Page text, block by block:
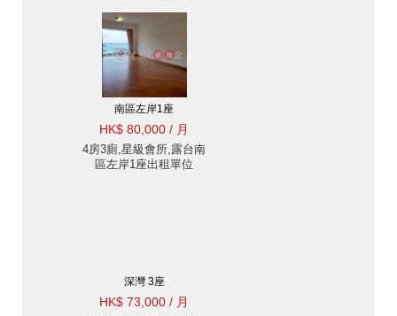
南區左岸1座
HK$ 80,000 / 月
4房3廁,星級會所,露台南
區左岸1座出租單位
深灣 3座
HK$ 73,000 / 月